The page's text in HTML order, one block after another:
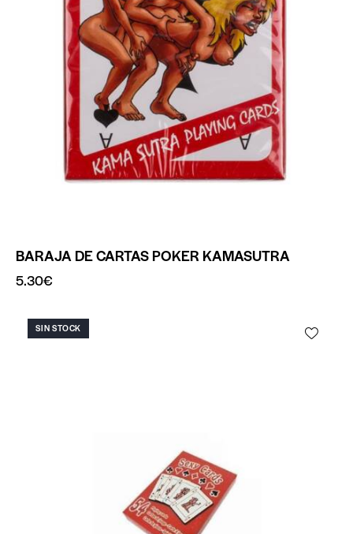
BARAJA DE CARTAS POKER KAMASUTRA
5.30€
SIN STOCK